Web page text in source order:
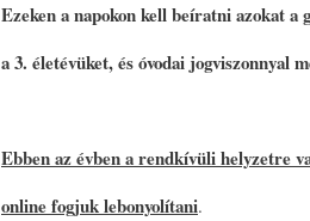
Ezeken a napokon kell beíratni azokat a
a 3. életévüket, és óvodai jogviszonnyal
Ebben az évben a rendkívüli helyzetre
online fogjuk lebonyolítani.